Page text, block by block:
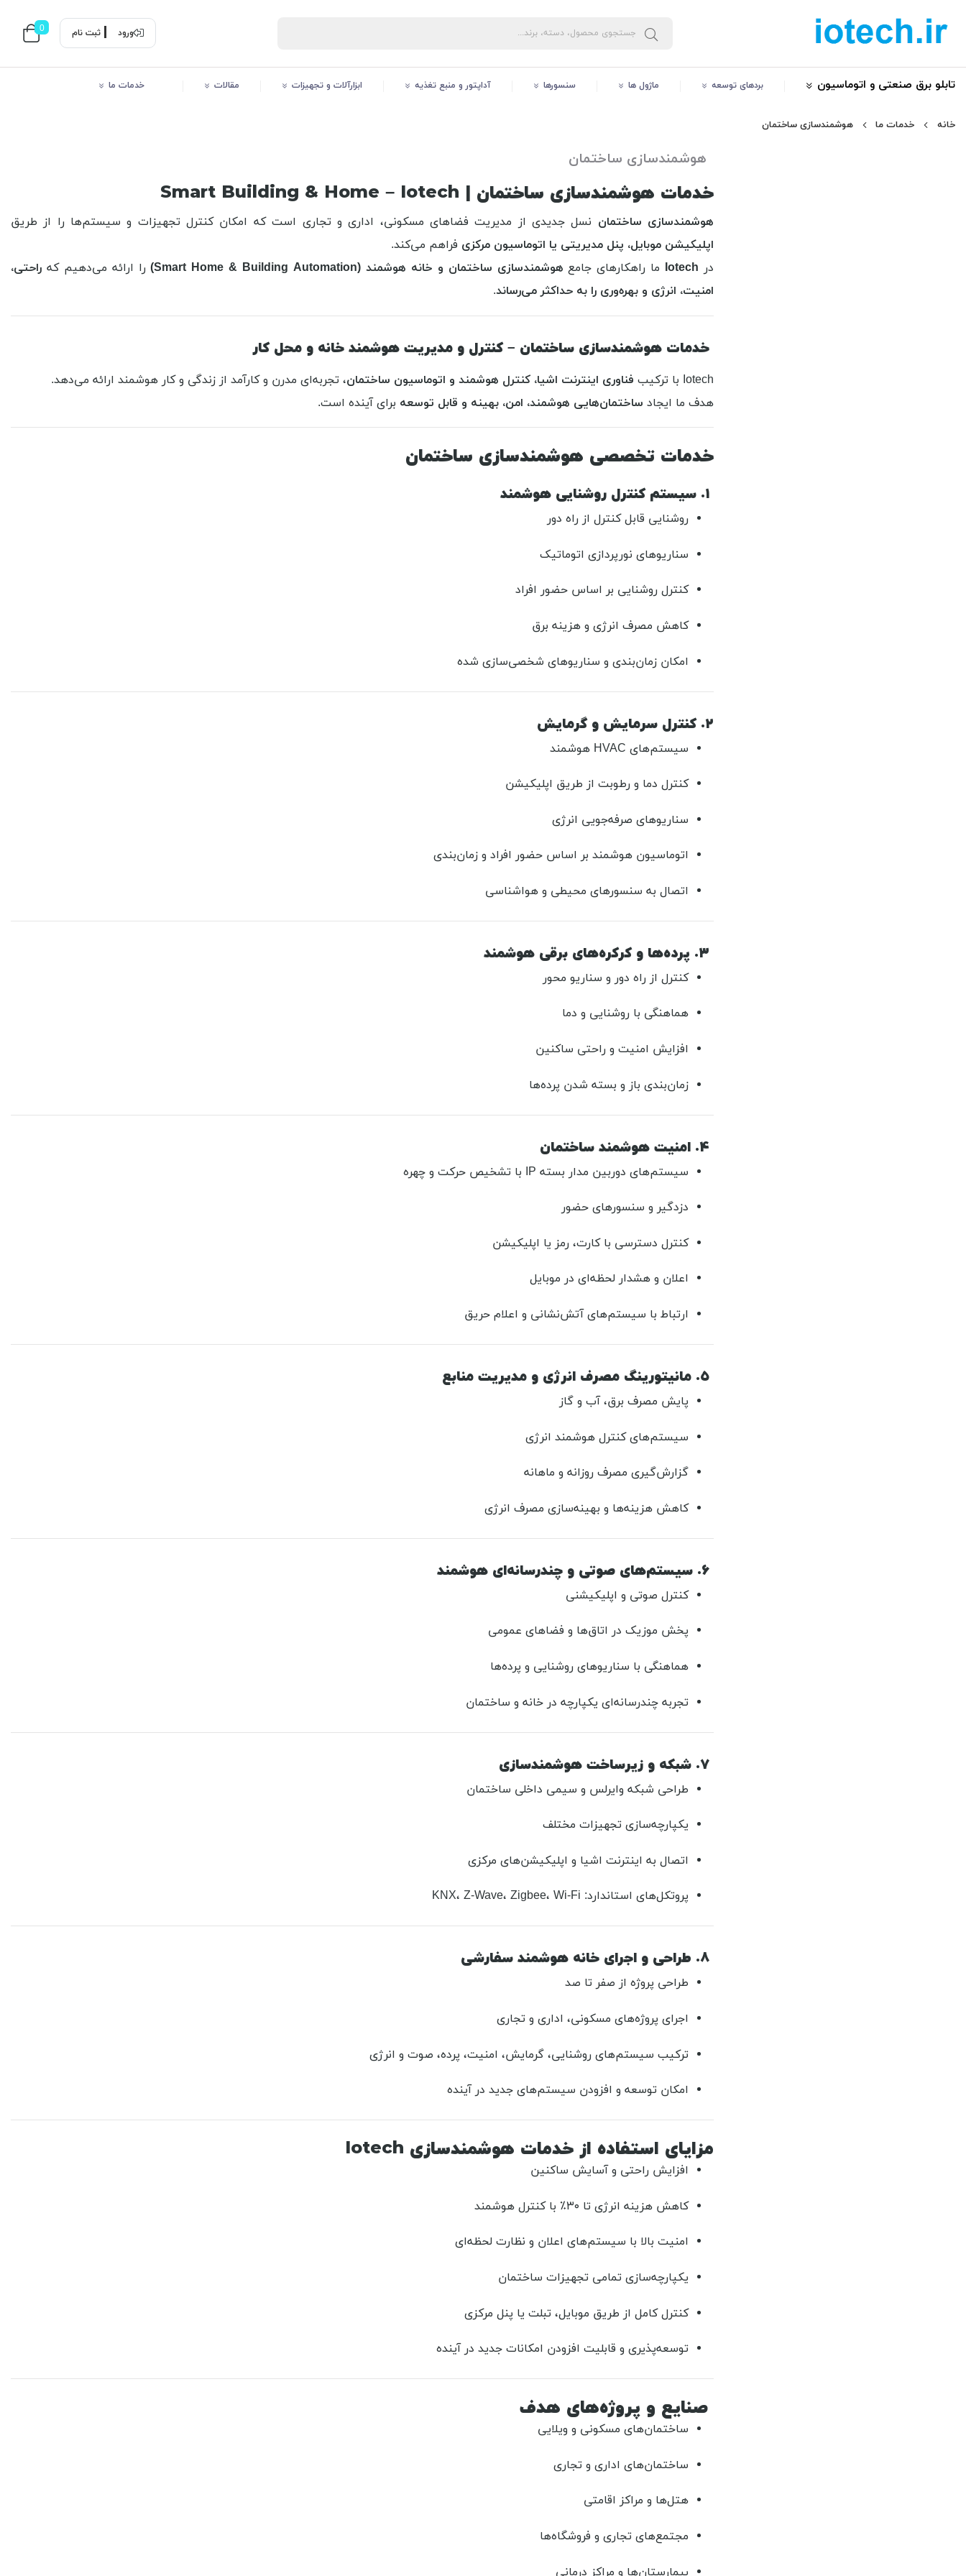
ورود ثبت نام 0
تابلو برق صنعتی و اتوماسیون بردهای توسعه ماژول ها سنسورها آداپتور و منبع تغذیه ابزارآلات و تجهیزات مقالات خدمات ما
خانه خدمات ما هوشمندسازی ساختمان
هوشمندسازی ساختمان
خدمات هوشمندسازی ساختمان | Smart Building & Home – Iotech
هوشمندسازی ساختمان نسل جدیدی از مدیریت فضاهای مسکونی، اداری و تجاری است که امکان کنترل تجهیزات و سیستم‌ها را از طریق
اپلیکیشن موبایل، پنل مدیریتی یا اتوماسیون مرکزی فراهم می‌کند.
در Iotech ما راهکارهای جامع هوشمندسازی ساختمان و خانه هوشمند (Smart Home & Building Automation) را ارائه می‌دهیم که راحتی،
امنیت، انرژی و بهره‌وری را به حداکثر می‌رساند.
خدمات هوشمندسازی ساختمان – کنترل و مدیریت هوشمند خانه و محل کار
Iotech با ترکیب فناوری اینترنت اشیا، کنترل هوشمند و اتوماسیون ساختمان، تجربه‌ای مدرن و کارآمد از زندگی و کار هوشمند ارائه می‌دهد.
هدف ما ایجاد ساختمان‌هایی هوشمند، امن، بهینه و قابل توسعه برای آینده است.
خدمات تخصصی هوشمندسازی ساختمان
۱. سیستم کنترل روشنایی هوشمند
روشنایی قابل کنترل از راه دور
سناریوهای نورپردازی اتوماتیک
کنترل روشنایی بر اساس حضور افراد
کاهش مصرف انرژی و هزینه برق
امکان زمان‌بندی و سناریوهای شخصی‌سازی شده
۲. کنترل سرمایش و گرمایش
سیستم‌های HVAC هوشمند
کنترل دما و رطوبت از طریق اپلیکیشن
سناریوهای صرفه‌جویی انرژی
اتوماسیون هوشمند بر اساس حضور افراد و زمان‌بندی
اتصال به سنسورهای محیطی و هواشناسی
۳. پرده‌ها و کرکره‌های برقی هوشمند
کنترل از راه دور و سناریو محور
هماهنگی با روشنایی و دما
افزایش امنیت و راحتی ساکنین
زمان‌بندی باز و بسته شدن پرده‌ها
۴. امنیت هوشمند ساختمان
سیستم‌های دوربین مدار بسته IP با تشخیص حرکت و چهره
دزدگیر و سنسورهای حضور
کنترل دسترسی با کارت، رمز یا اپلیکیشن
اعلان و هشدار لحظه‌ای در موبایل
ارتباط با سیستم‌های آتش‌نشانی و اعلام حریق
۵. مانیتورینگ مصرف انرژی و مدیریت منابع
پایش مصرف برق، آب و گاز
سیستم‌های کنترل هوشمند انرژی
گزارش‌گیری مصرف روزانه و ماهانه
کاهش هزینه‌ها و بهینه‌سازی مصرف انرژی
۶. سیستم‌های صوتی و چندرسانه‌ای هوشمند
کنترل صوتی و اپلیکیشنی
پخش موزیک در اتاق‌ها و فضاهای عمومی
هماهنگی با سناریوهای روشنایی و پرده‌ها
تجربه چندرسانه‌ای یکپارچه در خانه و ساختمان
۷. شبکه و زیرساخت هوشمندسازی
طراحی شبکه وایرلس و سیمی داخلی ساختمان
یکپارچه‌سازی تجهیزات مختلف
اتصال به اینترنت اشیا و اپلیکیشن‌های مرکزی
پروتکل‌های استاندارد: KNX، Z-Wave، Zigbee، Wi-Fi
۸. طراحی و اجرای خانه هوشمند سفارشی
طراحی پروژه از صفر تا صد
اجرای پروژه‌های مسکونی، اداری و تجاری
ترکیب سیستم‌های روشنایی، گرمایش، امنیت، پرده، صوت و انرژی
امکان توسعه و افزودن سیستم‌های جدید در آینده
مزایای استفاده از خدمات هوشمندسازی Iotech
افزایش راحتی و آسایش ساکنین
کاهش هزینه انرژی تا ۳۰٪ با کنترل هوشمند
امنیت بالا با سیستم‌های اعلان و نظارت لحظه‌ای
یکپارچه‌سازی تمامی تجهیزات ساختمان
کنترل کامل از طریق موبایل، تبلت یا پنل مرکزی
توسعه‌پذیری و قابلیت افزودن امکانات جدید در آینده
صنایع و پروژه‌های هدف
ساختمان‌های مسکونی و ویلایی
ساختمان‌های اداری و تجاری
هتل‌ها و مراکز اقامتی
مجتمع‌های تجاری و فروشگاه‌ها
بیمارستان‌ها و مراکز درمانی